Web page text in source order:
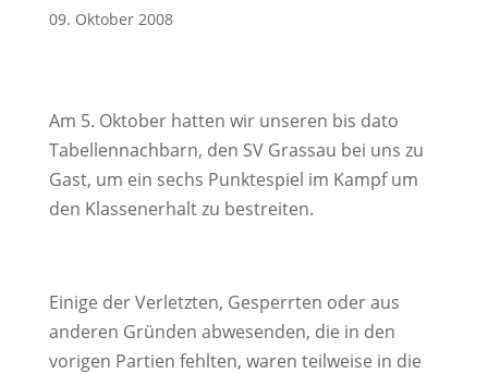
09. Oktober 2008
Am 5. Oktober hatten wir unseren bis dato
Tabellennachbarn, den SV Grassau bei uns zu
Gast, um ein sechs Punktespiel im Kampf um
den Klassenerhalt zu bestreiten.
Einige der Verletzten, Gesperrten oder aus
anderen Gründen abwesenden, die in den
vorigen Partien fehlten, waren teilweise in die